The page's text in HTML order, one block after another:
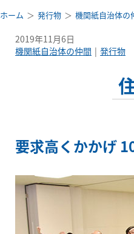
ホーム 発行物 機関紙自治体の
2019年11月6日
機関紙自治体の仲間
発行物
要求高くかかげ